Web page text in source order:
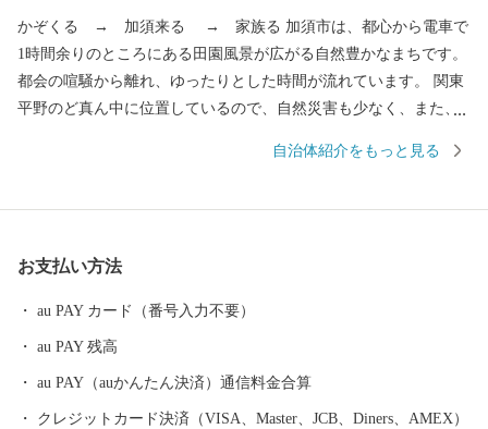
かぞくる → 加須来る → 家族る 加須市は、都心から電車で
1時間余りのところにある田園風景が広がる自然豊かなまちです。
都会の喧騒から離れ、ゆったりとした時間が流れています。 関東
平野のど真ん中に位置しているので、自然災害も少なく、また、
ます。 ぜひ、加須市へ一度遊びに来てください。 【キャンセル等
の対応について】 こちらはふるさと納税のお申し込みページとな
はできません。あらかじめご了承ください。 【返礼品について】
■ふるさと納税の返礼品は一時所得に該当します。 ふるさと納税
寄付につきましては、経済的利益の無償の供与として行われてお
自治体紹介をもっと見る
お支払い方法
au PAY カード（番号入力不要）
au PAY 残高
au PAY（auかんたん決済）通信料金合算
クレジットカード決済（VISA、Master、JCB、Diners、AMEX）